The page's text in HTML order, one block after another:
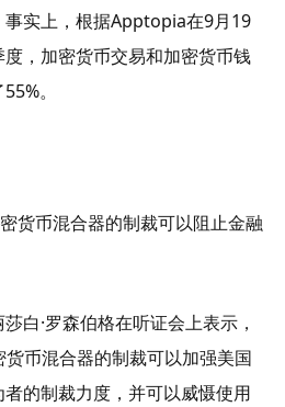
事实上，根据Apptopia在9月19
，加密货币交易和加密货币钱
。
货币混合器的制裁可以阻止金融
白·罗森伯格在听证会上表示，
币混合器的制裁可以加强美国
的制裁力度，并可以威慑使用